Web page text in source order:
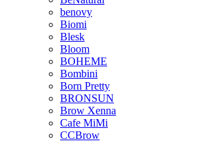
benovy
Biomi
Blesk
Bloom
BOHEME
Bombini
Born Pretty
BRONSUN
Brow Xenna
Cafe MiMi
CCBrow